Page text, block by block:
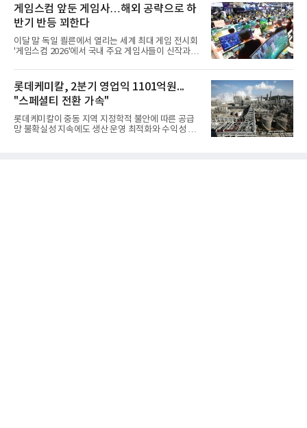
의 함정에 실전 배치됐다.그해 7월 해군은 동해상에서
성능 검증을 위해 홍상어 시험발사를 실시했다. 이때
홍상어가 목표 지점에서 입수한 후 표적을 타격하지
못하고 물속에서 멈춰버리는 예상 밖의 일이 벌어졌
다. 2차 품질확인 사격 시험에서도 만족스러운 결과를
얻지 못했다. 완벽한 신뢰성 확보를 위해 LIG넥스원은
분야를
게임스컴 앞둔 게임사…해외 공략으로 하
반기 반등 꾀한다
이달 말 독일 쾰른에서 열리는 세계 최대 게임 전시회
'게임스컴 2026'에서 국내 주요 게임사들이 신작과 글
체별로 엇갈린 가운데 하반기 신작 흥행과 해외 시장
성과가 실적을 좌우할 핵심 변수로 떠오르고 있다.8일
업계에 따르면 올해 상반기 게임업계는 기업별 성적
표가 크게 갈렸다. 대표적으로 크래프톤은 'PUBG: 배
틀그라운드'의 안정적인 성장에 힘입어 상반기 연결
기준 매출 2조6616억원, 영업이익 9725억원으로 역
대 최대 실적을 기록했다. 엔씨도 올해 출시한 '아이온
롯데케미칼, 2분기 영업익 1101억원...
"스페셜티 전환 가속"
롯데케미칼이 중동 지역 지정학적 불안에 따른 공급
망 불확실성 지속에도 생산 운영 최적화와 수익성 중